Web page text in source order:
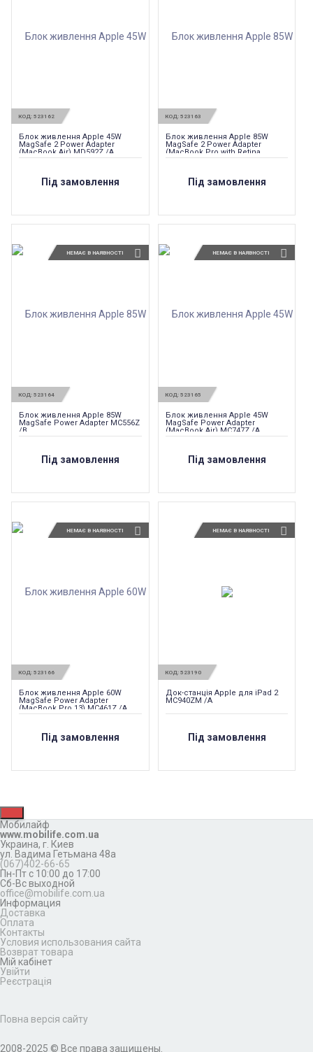
КОД: 523162
Блок живлення Apple 45W
MagSafe 2 Power Adapter
(MacBook Air) MD592Z /A
Під замовлення
КОД: 523163
Блок живлення Apple 85W
MagSafe 2 Power Adapter
(MacBook Pro with Retina
display) MD506Z /A
Під замовлення
НЕМАЄ В НАЯВНОСТІ
КОД: 523164
Блок живлення Apple 85W
MagSafe Power Adapter MC556Z
/B
Під замовлення
НЕМАЄ В НАЯВНОСТІ
КОД: 523165
Блок живлення Apple 45W
MagSafe Power Adapter
(MacBook Air) MC747Z /A
Під замовлення
НЕМАЄ В НАЯВНОСТІ
КОД: 523166
Блок живлення Apple 60W
MagSafe Power Adapter
(MacBook Pro 13) MC461Z /A
Під замовлення
НЕМАЄ В НАЯВНОСТІ
КОД: 523190
Док-станція Apple для iPad 2
MC940ZM /A
Під замовлення
Мобилайф
www.mobilife.com.ua
Украина, г. Киев
ул. Вадима Гетьмана 48а
(067)402-66-65
Пн-Пт с 10:00 до 17:00
Сб-Вс выходной
office@mobilife.com.ua
Информация
Доставка
Оплата
Контакты
Условия использования сайта
Возврат товара
Мій кабінет
Увійти
Реєстрація
Повна версія сайту
2008-2025 © Все права защищены.